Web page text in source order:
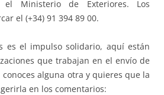
el Ministerio de Exteriores. Los
el (+34) 91 394 89 00.
es el impulso solidario, aquí están
que trabajan en el envío de
alguna otra y quieres que la
en los comentarios: